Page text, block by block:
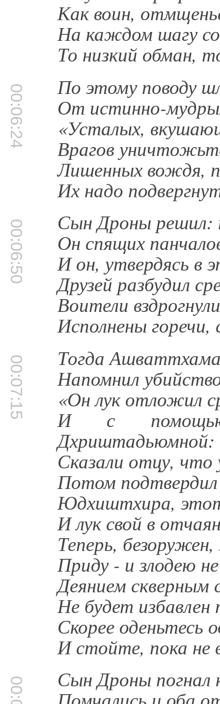
Как воин,
На каждом шагу
То низкий обман,
00:06:24 По этому поводу
От истинно-
«Усталых,
Врагов
Лишенных вождя,
Их надо
00:06:50 Сын Дроны решил:
Он спящих
И он, утвердясь в
Друзей разбудил
Воители
Исполнены горечи,
00:07:15 Тогда
Напомнил
«Он лук отложил
И с
Дхриштадьюмной:
Сказали отцу,
Потом
Юдхиштхира,
И лук свой в
Теперь,
Приду - и злодею
Деянием
Не будет
Скорее
И стойте, пока не
Сын Дроны погнал